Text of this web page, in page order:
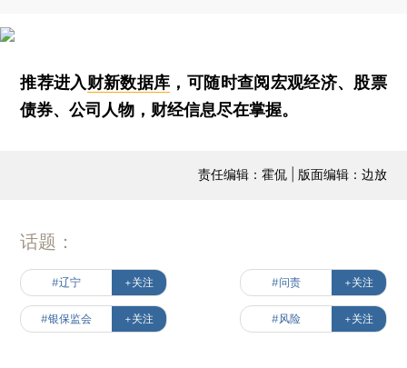
推荐进入财新数据库 ，可随时查阅宏观经济、股票
债券、公司人物，财经信息尽在掌握。
责任编辑：霍侃 | 版面编辑：边放
话题：
#辽宁 +关注 #问责 +关注
#银保监会 +关注 #风险 +关注